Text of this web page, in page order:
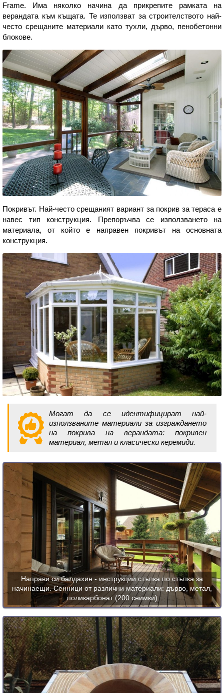
Frame. Има няколко начина да прикрепите рамката на
верандата към къщата. Те използват за строителството най-
често срещаните материали като тухли, дърво, пенобетонни
блокове.
Покривът. Най-често срещаният вариант за покрив за тераса е
навес тип конструкция. Препоръчва се използването на
материала, от който е направен покривът на основната
конструкция.
Могат да се идентифицират най-
използваните материали за изграждането
на покрива на верандата: покривен
материал, метал и класически керемиди.
Направи си балдахин - инструкции стъпка по стъпка за
начинаещи. Сенници от различни материали: дърво, метал,
поликарбонат (200 снимки)